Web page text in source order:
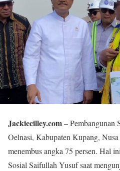
Jackiecilley.com– Pembangunan
Oelnasi, Kabupaten Kupang,
menembus angka 75 persen. Hal
Sosial Saifullah Yusuf saat